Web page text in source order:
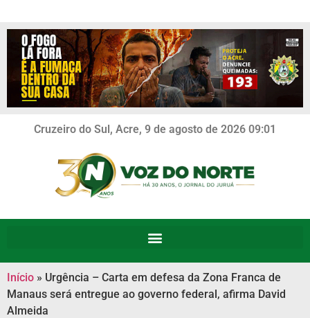
Cruzeiro do Sul, Acre, 9 de agosto de 2026 09:01
Início » Urgência – Carta em defesa da Zona Franca de
Manaus será entregue ao governo federal, afirma David
Almeida